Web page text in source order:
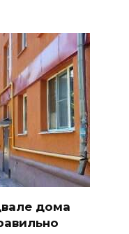
дома